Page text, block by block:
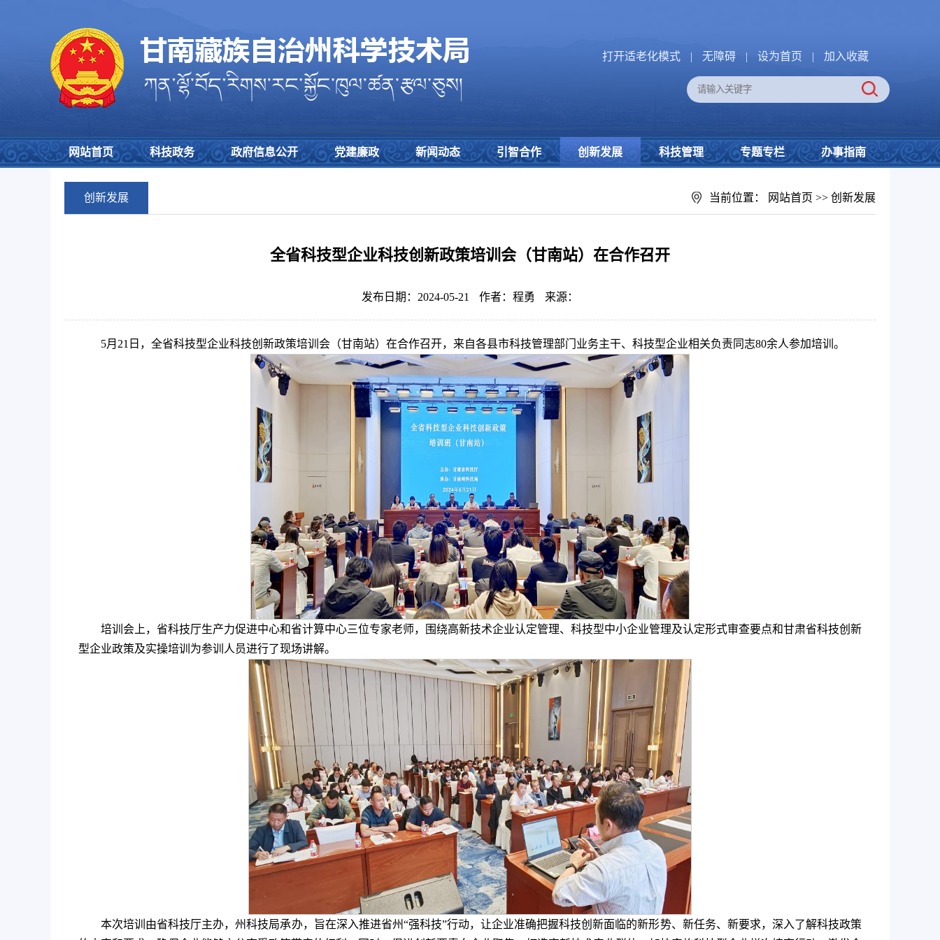
打开适老化模式 | 无障碍 | 设为首页 | 加入收藏
网站首页 科技政务 政府信息公开 党建廉政 新闻动态 引智合作 创新发展 科技管理 专题专栏 办事指南
创新发展 当前位置： 网站首页 >> 创新发展
全省科技型企业科技创新政策培训会（甘南站）在合作召开
发布日期：2024-05-21 作者：程勇 来源：
5月21日，全省科技型企业科技创新政策培训会（甘南站）在合作召开，来自各县市科技管理部门业务主干、科技型企业相关负责同志80余人参加培训。
培训会上，省科技厅生产力促进中心和省计算中心三位专家老师，围绕高新技术企业认定管理、科技型中小企业管理及认定形式审查要点和甘肃省科技创新
型企业政策及实操培训为参训人员进行了现场讲解。
本次培训由省科技厅主办，州科技局承办，旨在深入推进省州“强科技”行动，让企业准确把握科技创新面临的新形势、新任务、新要求，深入了解科技政策